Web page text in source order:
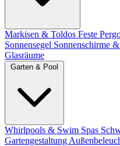
Markisen & Toldos Feste
Sonnensegel Sonnenschirme
Glasräume
Whirlpools & Swim Spas
Gartengestaltung